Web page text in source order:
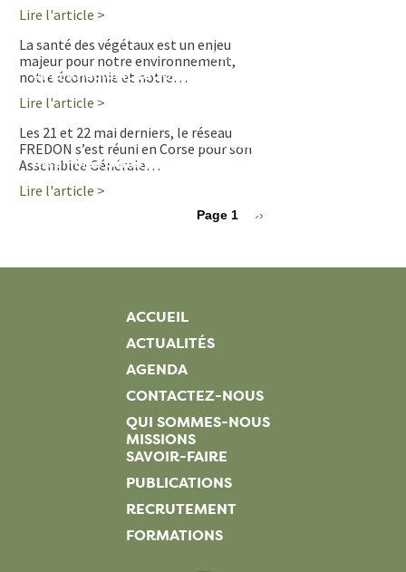
Lire l'article >
24.06.2025
#PlantHealth4Life 2025 : Agissons
La santé des végétaux est un enjeu
majeur pour notre environnement,
notre économie et notre…
Lire l'article >
02.06.2025
Assemblée Générale de FREDON
Les 21 et 22 mai derniers, le réseau
FREDON s’est réuni en Corse pour son
Assemblée Générale…
Lire l'article >
+
Page 1
Page
››
ACCUEIL
ACTUALITÉS
AGENDA
CONTACTEZ-NOUS
QUI SOMMES-NOUS
MISSIONS
SAVOIR-FAIRE
PUBLICATIONS
RECRUTEMENT
FORMATIONS